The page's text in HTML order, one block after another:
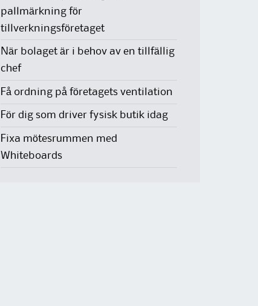
pallmärkning för
tillverkningsföretaget
När bolaget är i behov av en tillfällig
chef
Få ordning på företagets ventilation
För dig som driver fysisk butik idag
Fixa mötesrummen med
Whiteboards